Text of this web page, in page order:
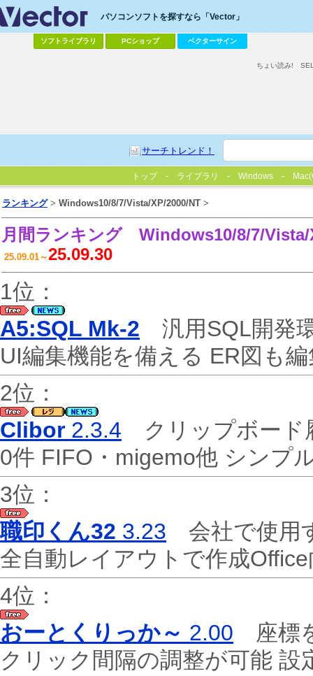
パソコンソフトを探すなら「Vector」
ソフトライブラリ PCショップ ベクターサイン
サーチトレンド！
ちょい読み!
トップ ライブラリ Windows
ランキング> Windows10/8/7/Vista/XP/2000/NT >
月間ランキング Windows10/8/7/Vista/
25.09.01～25.09.30
1位：
A5:SQL Mk-2 汎用SQL開発
UI編集機能を備える ER図も
2位：
Clibor 2.3.4 クリップボード
0件 FIFO・migemo他 シン
3位：
職印くん32 3.23 会社で使用
全自動レイアウトで作成
4位：
おーとくりっか～ 2.00 座標
クリック間隔の調整が可能